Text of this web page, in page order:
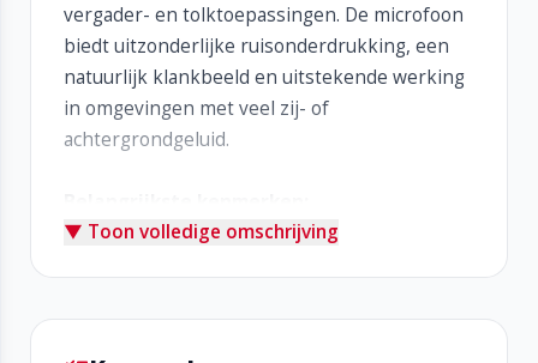
vergader- en tolktoepassingen. De microfoon
biedt uitzonderlijke ruisonderdrukking, een
natuurlijk klankbeeld en uitstekende werking
in omgevingen met veel zij- of
achtergrondgeluid.
Hypercardioïde microfoon voor maximale
bewegingsvrijheid
Schroefkoppeling voor stevige en
▼ Toon volledige omschrijving